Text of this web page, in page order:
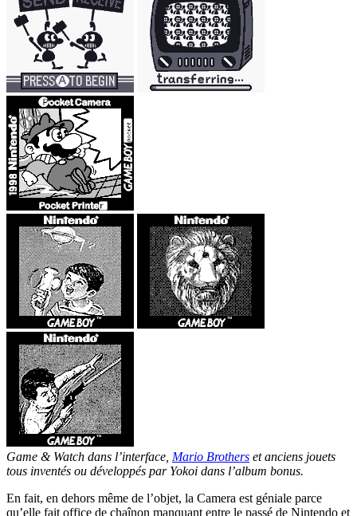
Game & Watch dans l’interface, Mario Brothers et anciens jouets
tous inventés ou développés par Yokoi dans l’album bonus.
En fait, en dehors même de l’objet, la Camera est géniale parce
qu’elle fait office de chaînon manquant entre le passé de Nintendo et